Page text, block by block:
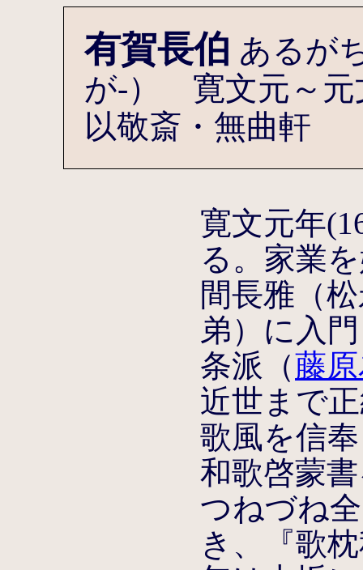
有賀長伯 あるが
が-） 寛文元～元
以敬斎・無曲軒
寛文元年
る。家業
間長雅（
弟）に入
条派（藤
近世まで
歌風を信
和歌啓蒙
つねづね
き、『歌